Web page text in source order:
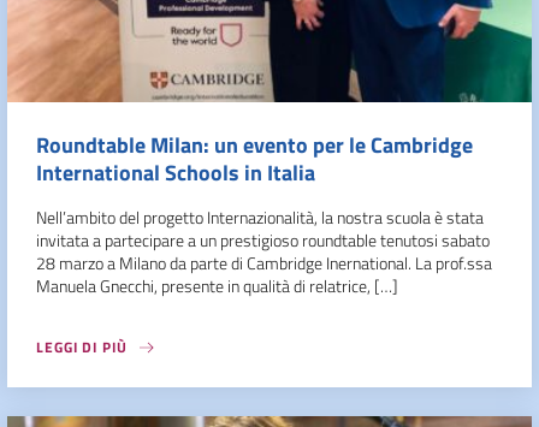
Roundtable Milan: un evento per le Cambridge
International Schools in Italia
Nell’ambito del progetto Internazionalità, la nostra scuola è stata
invitata a partecipare a un prestigioso roundtable tenutosi sabato
28 marzo a Milano da parte di Cambridge Inernational. La prof.ssa
Manuela Gnecchi, presente in qualità di relatrice, […]
LEGGI DI PIÙ